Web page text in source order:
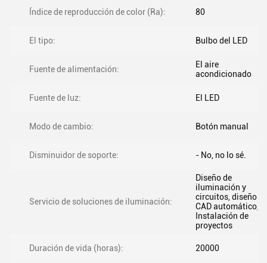
Índice de reproducción de color (Ra): 80
El tipo: Bulbo del LED
Fuente de alimentación:
El aire
acondicionado
Fuente de luz: El LED
Modo de cambio: Botón manual
Disminuidor de soporte: - No, no lo sé.
Servicio de soluciones de iluminación:
Diseño de
iluminación y
circuitos, diseño
CAD automático,
Instalación de
proyectos
Duración de vida (horas): 20000